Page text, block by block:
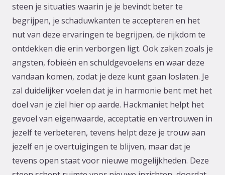
steen je situaties waarin je je bevindt beter te
begrijpen, je schaduwkanten te accepteren en het
nut van deze ervaringen te begrijpen, de rijkdom te
ontdekken die erin verborgen ligt. Ook zaken zoals je
angsten, fobieën en schuldgevoelens en waar deze
vandaan komen, zodat je deze kunt gaan loslaten. Je
zal duidelijker voelen dat je in harmonie bent met het
doel van je ziel hier op aarde. Hackmaniet helpt het
gevoel van eigenwaarde, acceptatie en vertrouwen in
jezelf te verbeteren, tevens helpt deze je trouw aan
jezelf en je overtuigingen te blijven, maar dat je
tevens open staat voor nieuwe mogelijkheden. Deze